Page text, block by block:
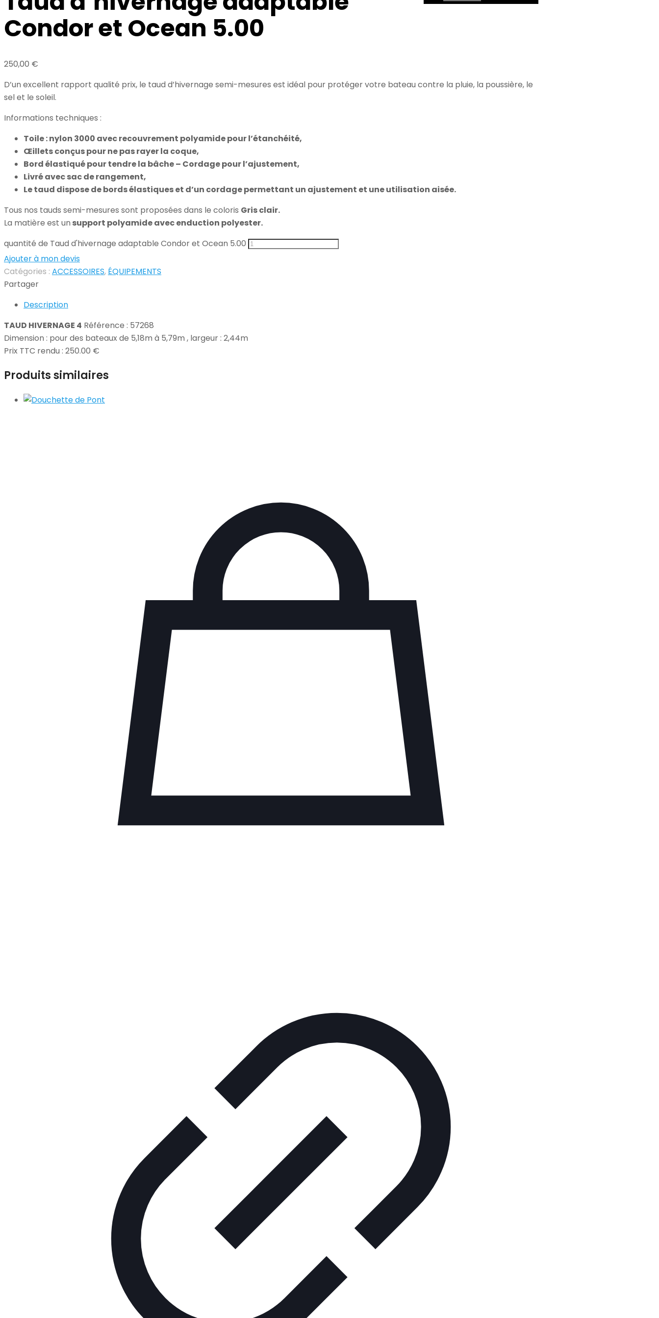
Condor et Ocean 5.00
250,00 €
D’un excellent rapport qualité prix, le taud d’hivernage semi-mesures est idéal pour protéger votre bateau contre la pluie, la poussière, le
sel et le soleil.
Informations techniques :
Toile : nylon 3000 avec recouvrement polyamide pour l’étanchéité,
Œillets conçus pour ne pas rayer la coque,
Bord élastiqué pour tendre la bâche – Cordage pour l’ajustement,
Livré avec sac de rangement,
Le taud dispose de bords élastiques et d’un cordage permettant un ajustement et une utilisation aisée.
Tous nos tauds semi-mesures sont proposées dans le coloris Gris clair.
La matière est un support polyamide avec enduction polyester.
quantité de Taud d'hivernage adaptable Condor et Ocean 5.00
Ajouter à mon devis
Catégories : ACCESSOIRES, ÉQUIPEMENTS
Partager
Description
TAUD HIVERNAGE 4 Référence : 57268
Dimension : pour des bateaux de 5,18m à 5,79m , largeur : 2,44m
Prix TTC rendu : 250.00 €
Produits similaires